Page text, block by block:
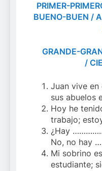
PRIMER-
BUENO-BUEN /
GRANDE-
/
Juan vive
sus
Hoy he
trabajo;
¿Hay
No, no hay
Mi sobrino
estudiante;